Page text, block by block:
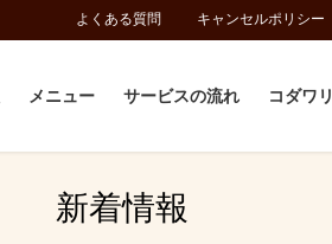
よくある質問 キャンセルポリシー
メニュー サービスの流れ コダワリ
新着情報